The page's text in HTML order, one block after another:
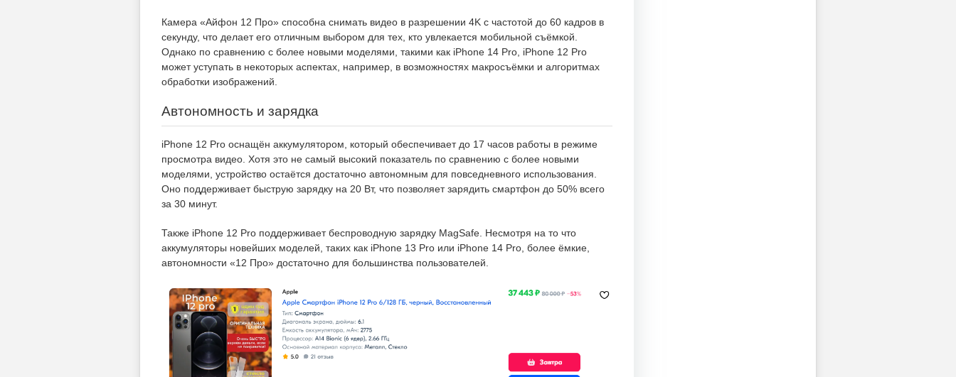
Камера «Айфон 12 Про» способна снимать видео в разрешении 4K с частотой до 60 кадров в
секунду, что делает его отличным выбором для тех, кто увлекается мобильной съёмкой.
Однако по сравнению с более новыми моделями, такими как iPhone 14 Pro, iPhone 12 Pro
может уступать в некоторых аспектах, например, в возможностях макросъёмки и алгоритмах
обработки изображений.
Автономность и зарядка
iPhone 12 Pro оснащён аккумулятором, который обеспечивает до 17 часов работы в режиме
просмотра видео. Хотя это не самый высокий показатель по сравнению с более новыми
моделями, устройство остаётся достаточно автономным для повседневного использования.
Оно поддерживает быструю зарядку на 20 Вт, что позволяет зарядить смартфон до 50% всего
за 30 минут.
Также iPhone 12 Pro поддерживает беспроводную зарядку MagSafe. Несмотря на то что
аккумуляторы новейших моделей, таких как iPhone 13 Pro или iPhone 14 Pro, более ёмкие,
автономности «12 Про» достаточно для большинства пользователей.